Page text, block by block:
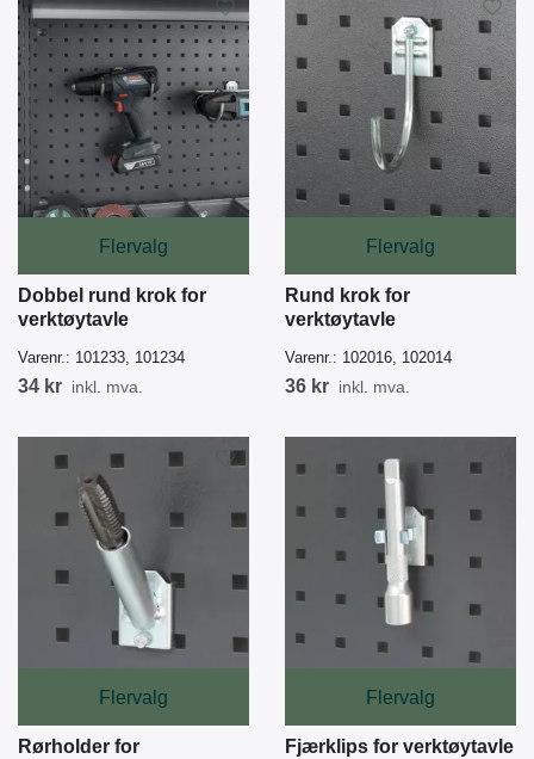
Flervalg
Dobbel rund krok for
verktøytavle
Varenr.: 101233, 101234
34 kr inkl. mva.
Flervalg
Rund krok for
verktøytavle
Varenr.: 102016, 102014
36 kr inkl. mva.
Flervalg
Rørholder for
Flervalg
Fjærklips for verktøytavle